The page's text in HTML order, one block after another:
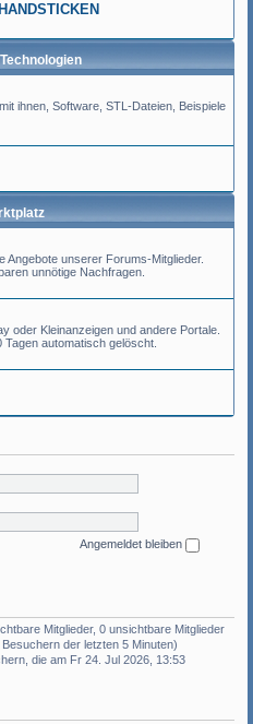
ihnen, Software, STL-Dateien, Beispiele
Angebote unserer Forums-Mitglieder.
unnötige Nachfragen.
oder Kleinanzeigen und andere Portale.
automatisch gelöscht.
Angemeldet bleiben
Mitglieder, 0 unsichtbare Mitglieder
der letzten 5 Minuten)
die am Fr 24. Jul 2026, 13:53